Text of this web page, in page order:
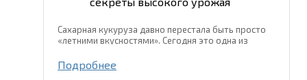
Сахарная кукуруза давно перестала быть просто
«летними вкусностями». Сегодня это одна из
приусадебных участках, фермерских хозяйствах и
даже в промышленных...
Подробнее